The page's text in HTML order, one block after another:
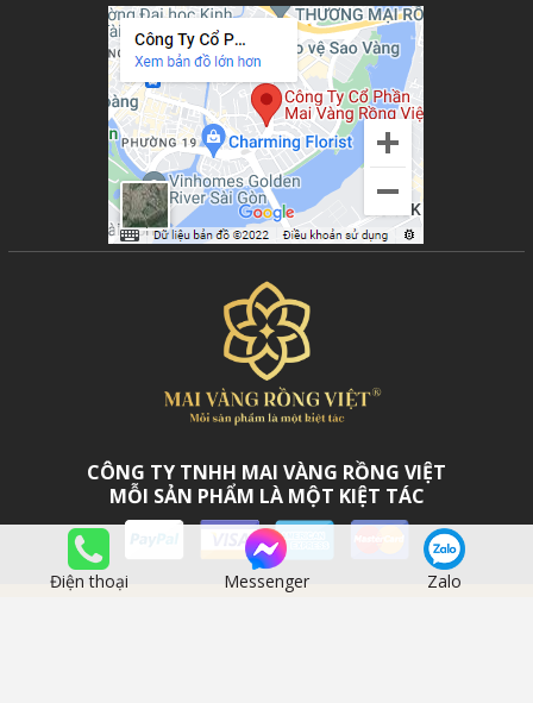
CÔNG TY TNHH MAI VÀNG RỒNG VIỆT
MỖI SẢN PHẨM LÀ MỘT KIỆT TÁC
Điện thoại Messenger Zalo